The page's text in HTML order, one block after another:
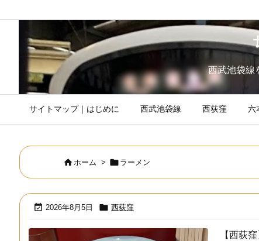
西武池袋線
サイトマップ｜はじめに 西武池袋線 西荻窪 六
ホーム >  ラーメン
 2026年8月5日  西荻窪
【西荻